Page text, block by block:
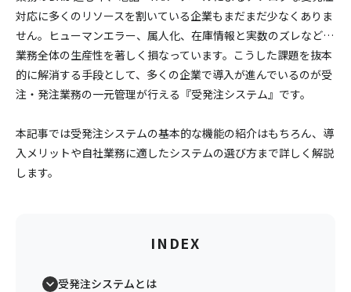
対応に多くのリソースを割いている企業もまだまだ少なくありま
せん。ヒューマンエラー、属人化、在庫情報と実数のズレなど…
業務全体の生産性を著しく損なっています。こうした課題を抜本
的に解消する手段として、多くの企業で導入が進んでいるのが受
注・発注業務の一元管理が行える『受発注システム』です。
本記事では受発注システムの基本的な機能の紹介はもちろん、導
入メリットや自社業務に適したシステムの選び方まで詳しく解説
します。
INDEX
受発注システムとは